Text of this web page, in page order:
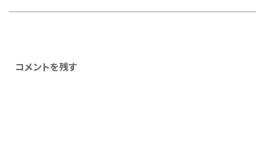
コメントを残す